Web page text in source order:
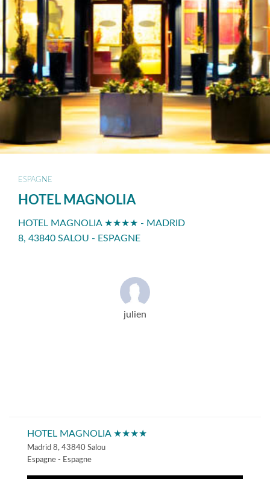
ESPAGNE
HOTEL MAGNOLIA
HOTEL MAGNOLIA ★★★★ - MADRID
8, 43840 SALOU - ESPAGNE
julien
HOTEL MAGNOLIA ★★★★
Madrid 8, 43840 Salou
Espagne - Espagne